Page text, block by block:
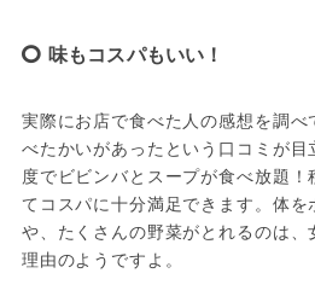
味もコスパもいい！
実際にお店で食べた人の感想を調
べたかいがあったという口コミが
度でビビンバとスープが食べ放題
てコスパに十分満足できます。体
や、たくさんの野菜がとれるのは
理由のようですよ。